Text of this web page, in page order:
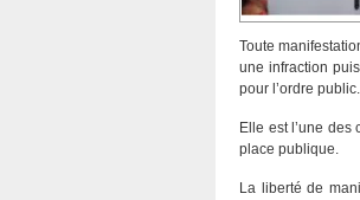
Toute
une infraction
pour l’ordre public.
Elle est l’une des
place publique.
La liberté de